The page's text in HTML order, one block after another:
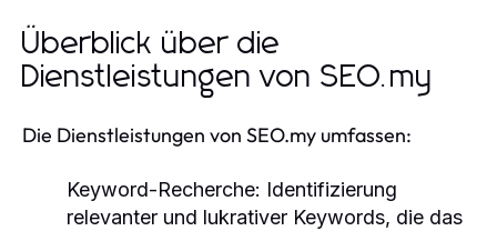
Überblick über die
Dienstleistungen von SEO.my
Die Dienstleistungen von SEO.my umfassen:
Keyword-Recherche: Identifizierung
relevanter und lukrativer Keywords, die das